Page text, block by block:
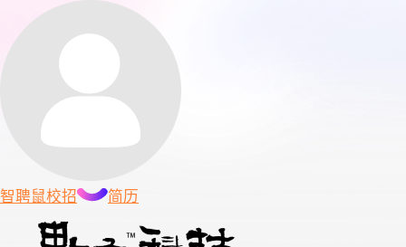
智聘鼠校招 简历